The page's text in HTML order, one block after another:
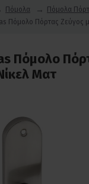
Πόμολα Πόμολα
Πόμολο Πόρτας Ζεύγος
Πόμολο
Ματ